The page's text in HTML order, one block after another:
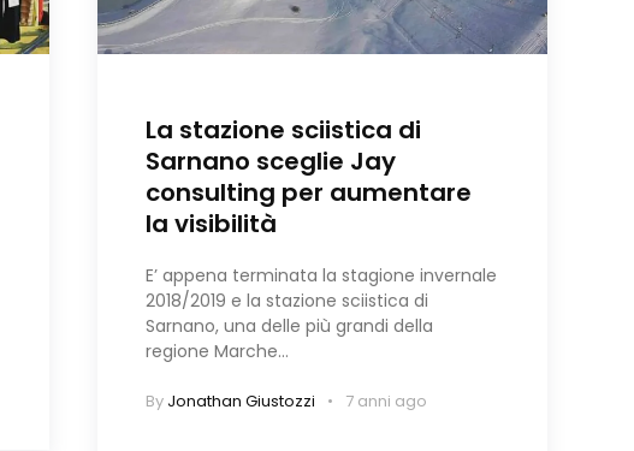
La stazione sciistica di
Sarnano sceglie Jay
consulting per aumentare
la visibilità
E’ appena terminata la stagione invernale
2018/2019 e la stazione sciistica di
Sarnano, una delle più grandi della
regione Marche…
By Jonathan Giustozzi 7 anni ago